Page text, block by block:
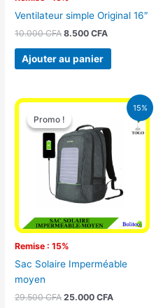
Ventilateur simple Original 16″
10.000CFA 8.500CFA
Ajouter au panier
15%
Promo !
Remise : 15%
Promo !
Sac Solaire Imperméable
moyen
29.500CFA
Le
prix
initial
était :
29.500 CFA.
25.000CFA
Le
prix
actuel